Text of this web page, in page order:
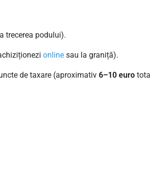
trecerea podului).
online sau la graniță).
de taxare (aproximativ 6–10 euro